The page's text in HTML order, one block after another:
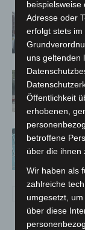
beispielsweise
Adresse oder
erfolgt stets im
uns geltenden
Öffentlichkeit
erhobenen,
betroffene
über die ihnen
Wir haben als
zahlreiche
umgesetzt,
über diese